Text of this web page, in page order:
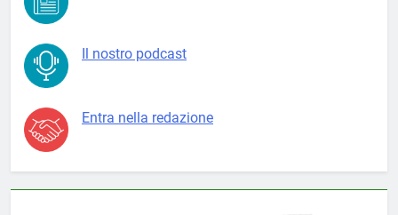
Il nostro podcast
Entra nella redazione